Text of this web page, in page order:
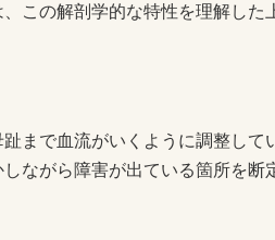
この解剖学的な特性を理解した
まで血流がいくように調整して
ながら障害が出ている箇所を断